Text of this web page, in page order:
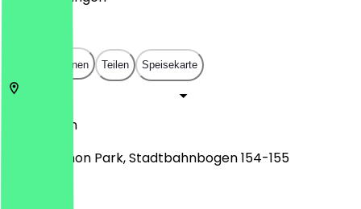
In App öffnen Teilen Speisekarte
Berlin
James Simon Park, Stadtbahnbogen 154-155